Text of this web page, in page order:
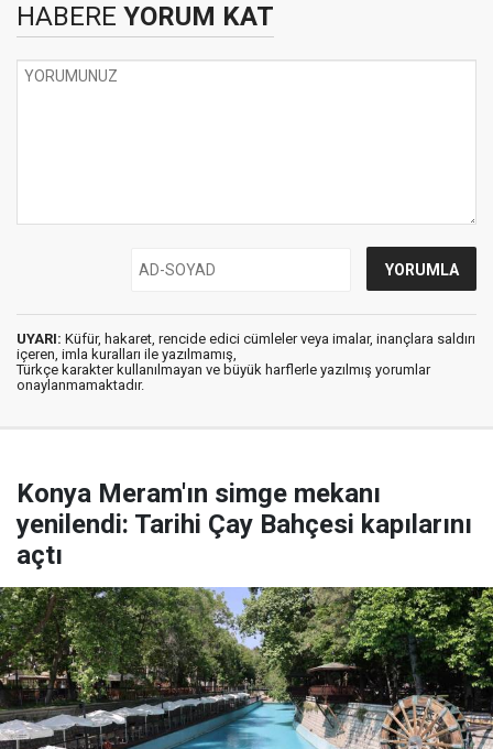
HABERE YORUM KAT
UYARI: Küfür, hakaret, rencide edici cümleler veya imalar, inançlara saldırı
içeren, imla kuralları ile yazılmamış,
Türkçe karakter kullanılmayan ve büyük harflerle yazılmış yorumlar
onaylanmamaktadır.
Konya Meram'ın simge mekanı
yenilendi: Tarihi Çay Bahçesi kapılarını
açtı